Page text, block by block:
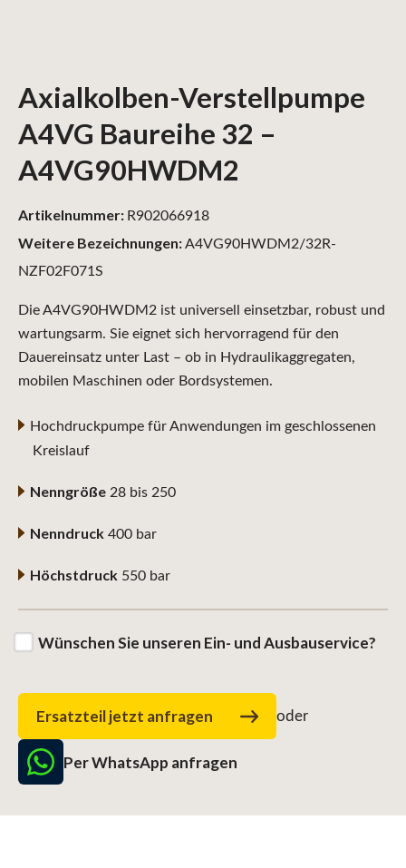
Axialkolben-Verstellpumpe
A4VG Baureihe 32 –
A4VG90HWDM2
Die A4VG90HWDM2 ist universell einsetzbar, robust und
wartungsarm. Sie eignet sich hervorragend für den
Dauereinsatz unter Last – ob in Hydraulikaggregaten,
mobilen Maschinen oder Bordsystemen.
Hochdruckpumpe für Anwendungen im geschlossenen
Kreislauf
Nenngröße 28 bis 250
Nenndruck 400 bar
Höchstdruck 550 bar
Wünschen Sie unseren Ein- und Ausbauservice?
Ersatzteil jetzt anfragen oder
Per WhatsApp anfragen
Weitere Bezeichnungen:A4VG90HWDM2/32R-
NZF02F071S
Artikelnummer: R902066918